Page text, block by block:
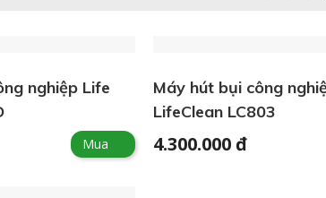
nghiệp Life
Mua
Máy hút bụi công
LifeClean LC803
4.300.000 đ